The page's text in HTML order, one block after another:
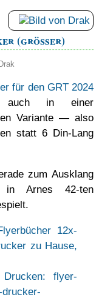
(größer)
Drak
für den GRT 2024
in einer
Variante — also
statt 6 Din-Lang
zum Ausklang
Arnes 42-ten
flyer-
drucker-